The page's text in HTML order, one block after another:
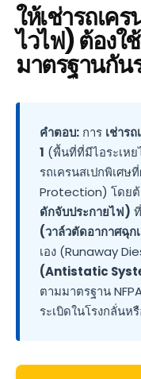
ให้เช่ารถเค
ไวไฟ) ต้องใ
มาตรฐานกัน
คำตอบ: การ เช่ารถ
1 (พื้นที่ที่มีไอระเหย
รถเครนสเปกพิเศ
Protection) โดย
ดักจับประกายไฟ)
(วาล์วตัดอากาศฉุก
เอง (Runaway
(Antistatic
ตามมาตรฐาน
ระเบิดในโรงกลั่นห